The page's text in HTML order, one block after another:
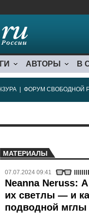
АВТОРЫ В
ФОРУМ СВОБОДНОЙ
МАТЕРИАЛЫ
07.07.2024 09:41
Neanna Neruss:
их светлы — и
подводной мглы